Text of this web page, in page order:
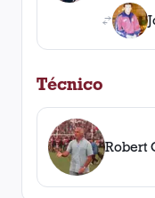
Técnico
Robert